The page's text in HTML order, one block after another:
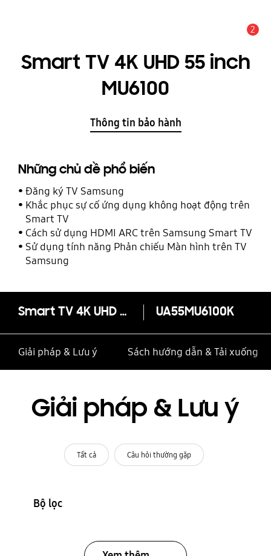
2
Smart TV 4K UHD 55 inch
MU6100
Thông tin bảo hành
Những chủ đề phổ biến
Đăng ký TV Samsung
Khắc phục sự cố ứng dụng không hoạt động trên
Smart TV
Cách sử dụng HDMI ARC trên Samsung Smart TV
Sử dụng tính năng Phản chiếu Màn hình trên TV
Samsung
Smart TV 4K UHD 55 inch MU6100 UA55MU6100K
Giải pháp & Lưu ý Sách hướng dẫn & Tải xuống
Giải pháp & Lưu ý
Tất cả Câu hỏi thường gặp
Bộ lọc